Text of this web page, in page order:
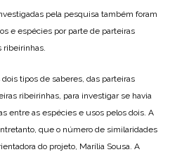
pela pesquisa também foram
e espécies por parte de parteiras
ribeirinhas.
dois tipos de saberes, das parteiras
ribeirinhas, para investigar se havia
entre as espécies e usos pelos dois. A
que o número de similaridades
do projeto, Marília Sousa. A